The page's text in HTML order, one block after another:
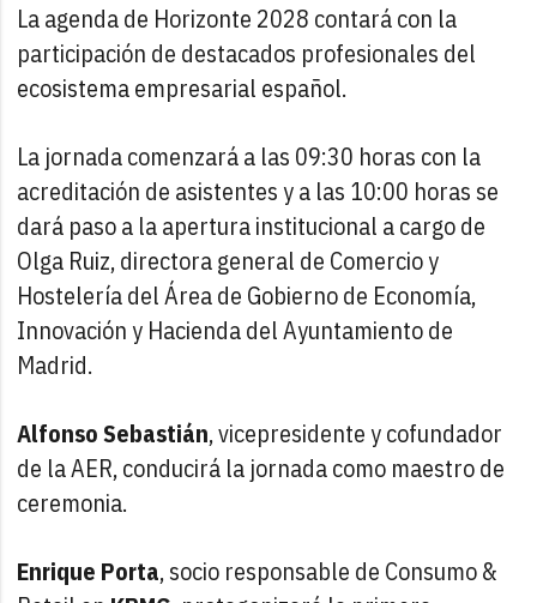
La agenda de Horizonte 2028 contará con la
participación de destacados profesionales del
ecosistema empresarial español.
La jornada comenzará a las 09:30 horas con la
acreditación de asistentes y a las 10:00 horas se
dará paso a la apertura institucional a cargo de
Olga Ruiz, directora general de Comercio y
Hostelería del Área de Gobierno de Economía,
Innovación y Hacienda del Ayuntamiento de
Madrid.
Alfonso Sebastián, vicepresidente y cofundador
de la AER, conducirá la jornada como maestro de
ceremonia.
Enrique Porta, socio responsable de Consumo &